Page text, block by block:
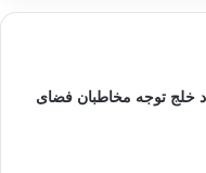
خلج توجه مخاطبان فضای